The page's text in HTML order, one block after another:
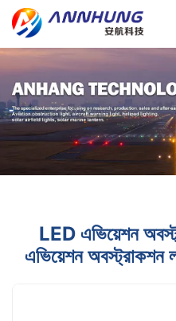
LED এভিয়েশন
এভিয়েশন